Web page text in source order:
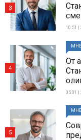
10:51 |
3
От
05:01 |
4
5